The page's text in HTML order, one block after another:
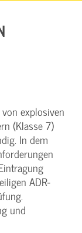
explosiven
(Klasse 7)
In dem
ADR-
und